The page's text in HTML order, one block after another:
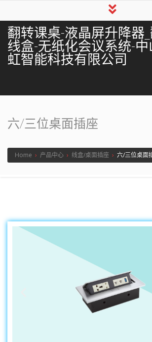
翻转课桌-液晶屏升降器
线盒-无纸化会议系统-
虹智能科技有限公司
六/三位桌面插座
Home › 产品中心 › 线盒/桌面插座 › 六/三位桌面